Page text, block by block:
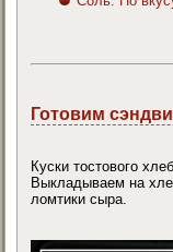
Готовим
Куски тостового
Выкладываем на
ломтики сыра.